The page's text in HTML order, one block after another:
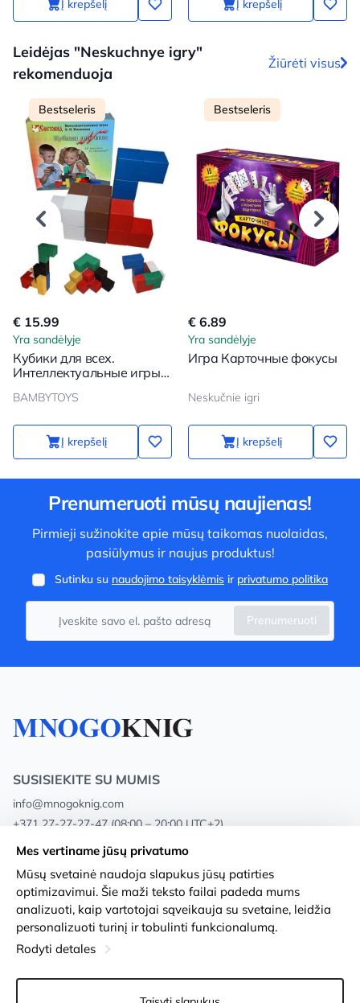
Į krepšelį Į krepšelį
Leidėjas "Neskuchnye igry"
rekomenduoja
Žiūrėti visus
Bestseleris
€ 15.99
Yra sandėlyje
Кубики для всех.
Интеллектуальные игры
BAMBYTOYS
Į krepšelį
Bestseleris
€ 6.89
Yra sandėlyje
Игра Карточные фокусы
Neskučnie igri
Į krepšelį
Prenumeruoti mūsų naujienas!
Pirmieji sužinokite apie mūsų taikomas nuolaidas,
pasiūlymus ir naujus produktus!
Sutinku su naudojimo taisyklėmis ir privatumo politika
Prenumeruoti
SUSISIEKITE SU MUMIS
info@mnogoknig.com
+371 27-27-27-47 (08:00 – 20:00 UTC+2)
Rīga, Augusta Deglava 69d, LV-1082
Apie mus
Parduotuvės
Pristatymas ir mokėjimas
Lojalumo kortelės
Privacy Policy
Sąlygos ir nuostatos
Prekių grąžinimas
Mes vertiname jūsų privatumo
Mūsų svetainė naudoja slapukus jūsų patirties
optimizavimui. Šie maži teksto failai padeda mums
analizuoti, kaip vartotojai sąveikauja su svetaine, leidžia
personalizuoti turinį ir tobulinti funkcionalumą.
Rodyti detales